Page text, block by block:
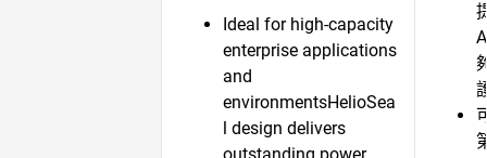
Ideal for high-capacity
enterprise applications
and
environmentsHelioSea
l design delivers